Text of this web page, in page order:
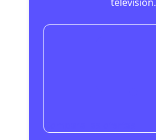
televisión.
Compara las ofertas